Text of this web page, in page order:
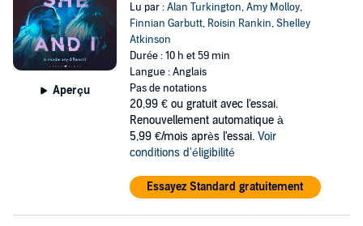
Aperçu
Lu par :Alan Turkington,Amy Molloy,
Finnian Garbutt, Roisin Rankin,Shelley
Atkinson
Durée : 10 h et 59 min
Langue : Anglais
Pas de notations
20,99 € ou gratuit avec l'essai.
Renouvellement automatique à
5,99 €/mois après l'essai. Voir
conditions d'éligibilité
Essayez Standard gratuitement